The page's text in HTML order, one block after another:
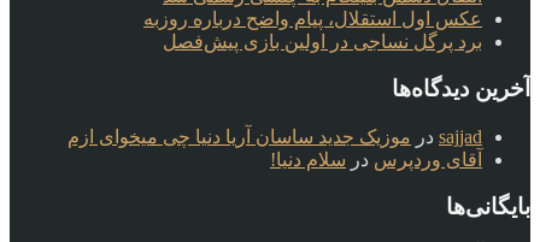
عکس اول استقلال، پیام واضح درباره روزبه
برد پرگل نساجی در اولین بازی پیش‌فصل
آخرین دیدگاه‌ها
sajjad در موزیک جدید ساسان آریا دنیا چی میخوای ازم
آقای وردپرس در سلام دنیا!
بایگانی‌ها